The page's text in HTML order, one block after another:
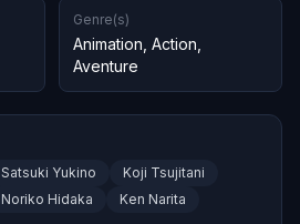
Genre(s)
Animation Action
Aventure
Satsuki Yukino
Koji Tsujitani
Noriko Hidaka
Ken Narita